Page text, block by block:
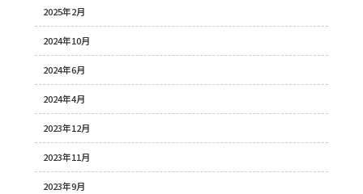
2025年2月
2024年10月
2024年6月
2024年4月
2023年12月
2023年11月
2023年9月